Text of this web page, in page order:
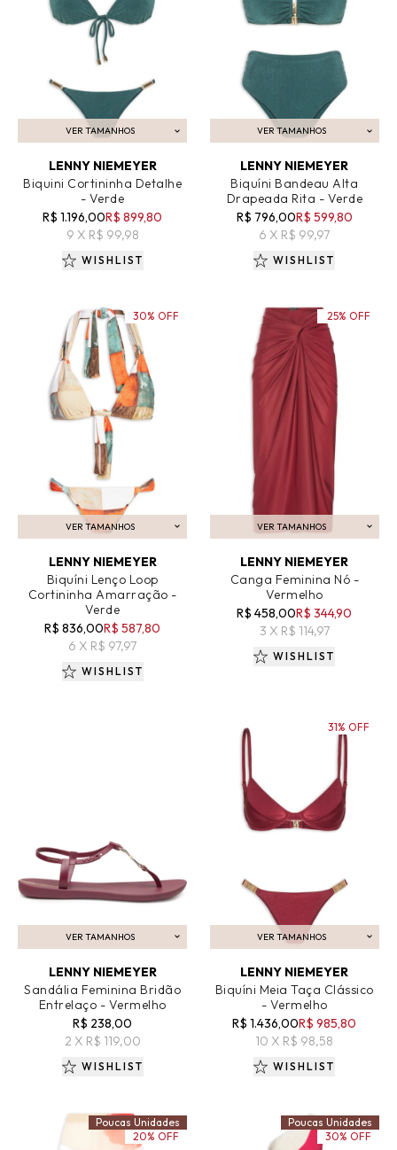
VER TAMANHOS
ADICIONAR AO CARRINHO
LENNY NIEMEYER
Biquini Cortininha Detalhe
- Verde
R$ 1.196,00R$ 899,80
9 X R$ 99,98
WISHLIST
VER TAMANHOS
ADICIONAR AO CARRINHO
LENNY NIEMEYER
Biquíni Bandeau Alta
Drapeada Rita - Verde
R$ 796,00R$ 599,80
6 X R$ 99,97
WISHLIST
VER TAMANHOS
ADICIONAR AO CARRINHO
LENNY NIEMEYER
Biquíni Lenço Loop
Cortininha Amarração -
Verde
R$ 836,00R$ 587,80
6 X R$ 97,97
30% OFF
WISHLIST
VER TAMANHOS
ADICIONAR AO CARRINHO
LENNY NIEMEYER
Canga Feminina Nó -
Vermelho
R$ 458,00R$ 344,90
3 X R$ 114,97
25% OFF
WISHLIST
VER TAMANHOS
ADICIONAR AO CARRINHO
LENNY NIEMEYER
Sandália Feminina Bridão
Entrelaço - Vermelho
R$ 238,00
2 X R$ 119,00
WISHLIST
VER TAMANHOS
ADICIONAR AO CARRINHO
LENNY NIEMEYER
Biquíni Meia Taça Clássico
- Vermelho
R$ 1.436,00R$ 985,80
10 X R$ 98,58
31% OFF
WISHLIST
Poucas Unidades
20% OFF
Poucas Unidades
30% OFF